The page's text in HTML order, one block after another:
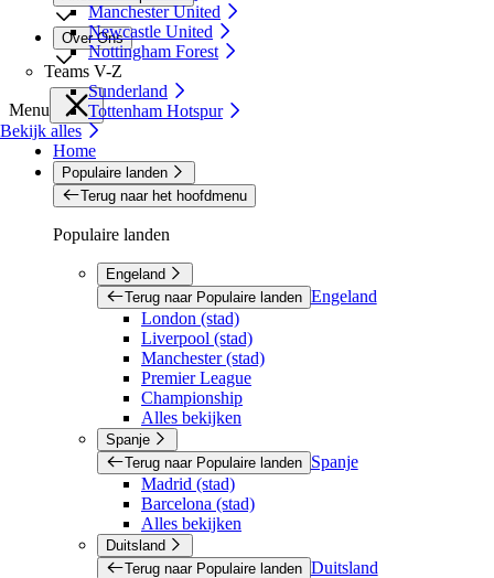
Manchester United
Newcastle United
Nottingham Forest
Teams V-Z
Sunderland
Tottenham Hotspur
Bekijk alles
Over Ons
Menu
Home
Populaire landen
Terug naar het hoofdmenu
Populaire landen
Engeland
Terug naar Populaire landen Engeland
London (stad)
Liverpool (stad)
Manchester (stad)
Premier League
Championship
Alles bekijken
Spanje
Terug naar Populaire landen
Spanje
Madrid (stad)
Barcelona (stad)
Alles bekijken
Duitsland
Terug naar Populaire landen Duitsland